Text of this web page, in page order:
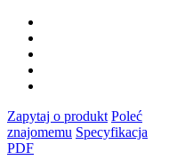
Zapytaj o produkt Poleć
znajomemu Specyfikacja
PDF